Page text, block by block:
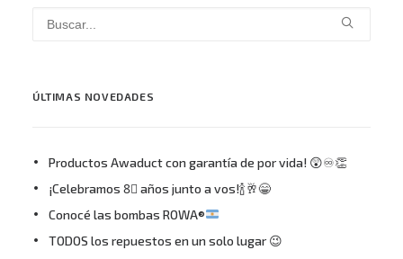
ÚLTIMAS NOVEDADES
Productos Awaduct con garantía de por vida! 😲♾👏
¡Celebramos 8⃣ años junto a vos!🍾🥂😁
Conocé las bombas ROWA®
TODOS los repuestos en un solo lugar 😉